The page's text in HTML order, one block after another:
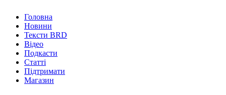
Головна
Новини
Тексти BRD
Відео
Подкасти
Статті
Підтримати
Магазин